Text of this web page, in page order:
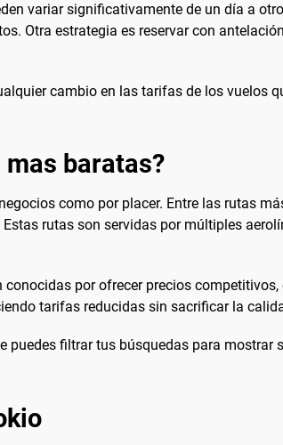
variar significativamente de un día a
Otra estrategia es reservar con
cambio en las tarifas de los vuelos
baratas?
como por placer. Entre las rutas
rutas son servidas por múltiples
por ofrecer precios competitivos,
tarifas reducidas sin sacrificar la
puedes filtrar tus búsquedas para